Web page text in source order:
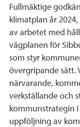
Fullmäktige
klimatplan år
av arbetet med
vägplanen för
som styr
övergripande sätt.
närvarande,
verkställande och
kommunstrategin
uppföljning av